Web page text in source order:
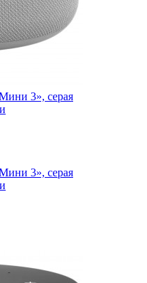
3», серая
3», серая